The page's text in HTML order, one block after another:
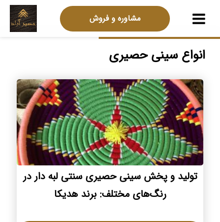
مشاوره و فروش
انواع سینی حصیری
تولید و پخش سینی حصیری سنتی لبه دار در
رنگ‌های مختلف: برند هدیکا